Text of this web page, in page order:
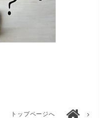
トップページへ